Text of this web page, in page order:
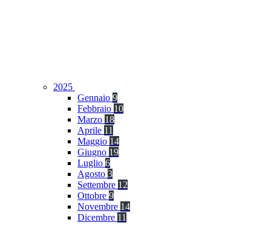
2025
Gennaio 9
Febbraio 10
Marzo 18
Aprile 11
Maggio 14
Giugno 19
Luglio 6
Agosto 3
Settembre 12
Ottobre 9
Novembre 14
Dicembre 11